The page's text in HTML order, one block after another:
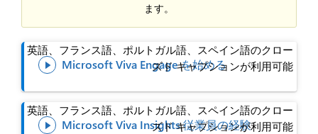
ます。
 Microsoft Viva Engage を始める
英語、フランス語、ポルトガル語、スペイン語のクロー
ズド キャプションが利用可能
 Microsoft Viva Insights 従業員の経験
英語、フランス語、ポルトガル語、スペイン語のクロー
ズド キャプションが利用可能